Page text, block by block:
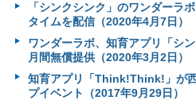
「シンクシンク」のワンダーラ
タイムを配信（2020年4月7日）
ワンダーラボ、知育アプリ「シ
月間無償提供（2020年3月2日）
知育アプリ「Think!Think!」が
プイベント（2017年9月29日）